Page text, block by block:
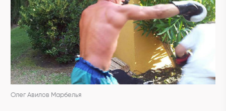
Олег Авилов Марбелья